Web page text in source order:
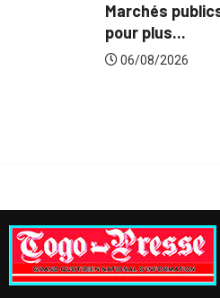
Marchés publics :
pour plus...
06/08/2026